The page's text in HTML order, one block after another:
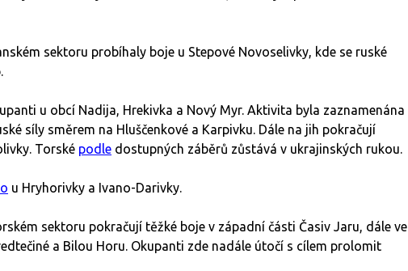
sektoru probíhaly boje u Stepové Novoselivky, kde se ruské
u obcí Nadija, Hrekivka a Nový Myr. Aktivita byla zaznamenána
síly směrem na Hluščenkové a Karpivku. Dále na jih pokračují
Torské podle dostupných záběrů zůstává v ukrajinských rukou.
u Hryhorivky a Ivano-Darivky.
sektoru pokračují těžké boje v západní části Časiv Jaru, dále ve
a Bilou Horu. Okupanti zde nadále útočí s cílem prolomit